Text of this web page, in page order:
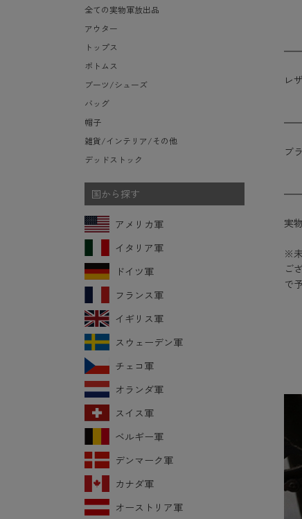
レ
ブ
実
※
ご
で
ポーチ/ケース/etc
スーツケース/キャリーバッグ
ビジネスバッグ
キャスケット
その他
ウィンドレイヤー Level.4
ソフトシェルレイヤー Level.5
ハードシェルレイヤー Level.6
アウターレイヤー Level.7
全ての実物軍放出品
アウター
トップス
ボトムス
ブーツ/シューズ
バッグ
帽子
雑貨/インテリア/その他
デッドストック
国から探す
アメリカ軍
イタリア軍
ドイツ軍
フランス軍
イギリス軍
スウェーデン軍
チェコ軍
オランダ軍
スイス軍
ベルギー軍
デンマーク軍
カナダ軍
オーストリア軍